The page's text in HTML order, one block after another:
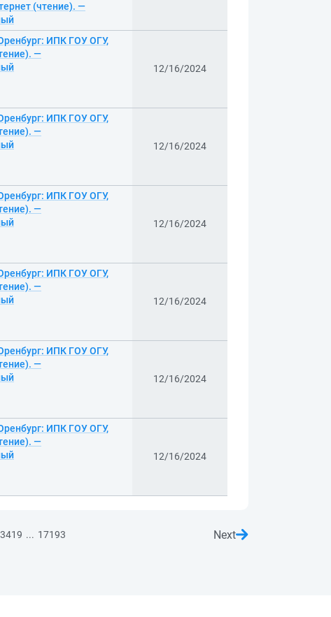
(чтение). —
ИПК ГОУ ОГУ,
—
12/16/2024
ИПК ГОУ ОГУ,
—
12/16/2024
ИПК ГОУ ОГУ,
—
12/16/2024
ИПК ГОУ ОГУ,
—
12/16/2024
ИПК ГОУ ОГУ,
—
12/16/2024
ИПК ГОУ ОГУ,
—
12/16/2024
3419 ... 17193 Next